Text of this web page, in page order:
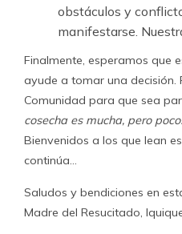
obstáculos y
manifestarse.
Finalmente, esperamos que
ayude a tomar una decisión.
Comunidad para que sea
cosecha es mucha, pero
Bienvenidos a los que lean
continúa…
Saludos y bendiciones en
Madre del Resucitado,